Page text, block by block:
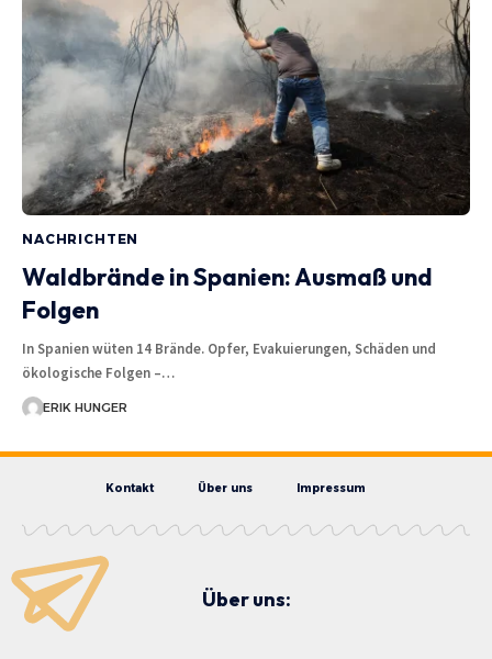
NACHRICHTEN
Waldbrände in Spanien: Ausmaß und
Folgen
In Spanien wüten 14 Brände. Opfer, Evakuierungen, Schäden und
ökologische Folgen –…
ERIK HUNGER
Kontakt Über uns Impressum
Über uns: